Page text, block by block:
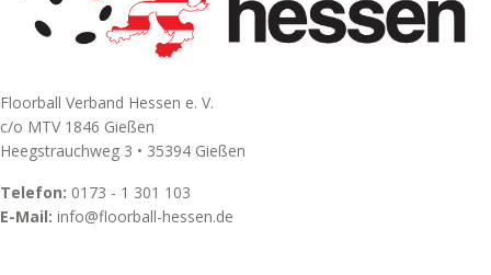
Floorball Verband Hessen e. V.
c/o MTV 1846 Gießen
Heegstrauchweg 3 • 35394 Gießen
Telefon: 0173 - 1 301 103
E-Mail: info@floorball-hessen.de